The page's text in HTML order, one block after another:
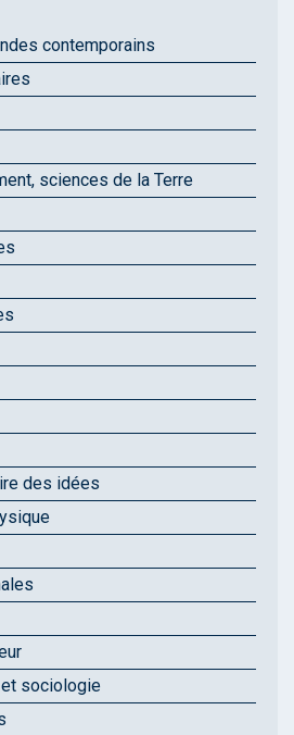
contemporains
sciences de la Terre
des idées
sociologie